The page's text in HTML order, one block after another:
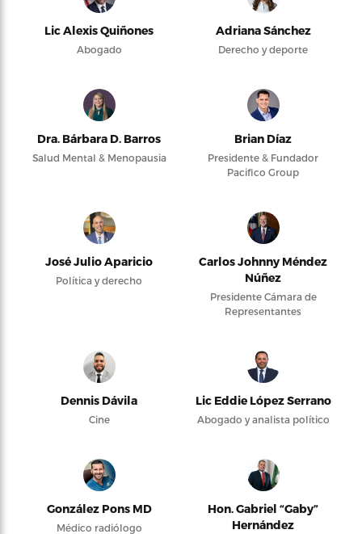
Lic Alexis Quiñones
Abogado
Adriana Sánchez
Derecho y deporte
Dra. Bárbara D. Barros
Salud Mental & Menopausia
Brian Díaz
Presidente & Fundador
Pacifico Group
José Julio Aparicio
Política y derecho
Carlos Johnny Méndez
Núñez
Presidente Cámara de
Representantes
Dennis Dávila
Cine
Lic Eddie López Serrano
Abogado y analista político
González Pons MD
Médico radiólogo
Hon. Gabriel “Gaby”
Hernández